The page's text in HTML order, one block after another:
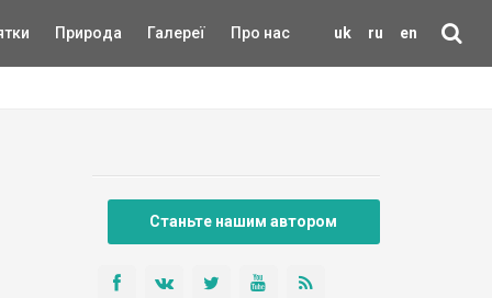
uk ru en
Природа Галереї Про нас
Станьте нашим автором